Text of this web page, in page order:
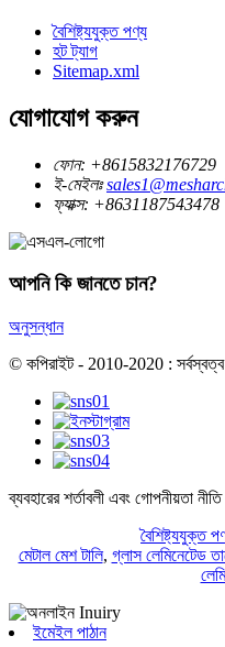
বৈশিষ্ট্যযুক্ত পণ্য
হট ট্যাগ
Sitemap.xml
যোগাযোগ করুন
ফোন: +8615832176729
ই-মেইলঃ
ফ্যাক্স: +8631187543478
আপনি কি জানতে চান?
অনুসন্ধান
© কপিরাইট - 2010-2020 : সর্বস্বত্ব
ব্যবহারের শর্তাবলী এবং গোপনীয়তা নীতি
বৈশিষ্ট্যযুক্ত
মেটাল মেশ টালি, গ্লাস লেমিনেটেড
ইমেইল পাঠান